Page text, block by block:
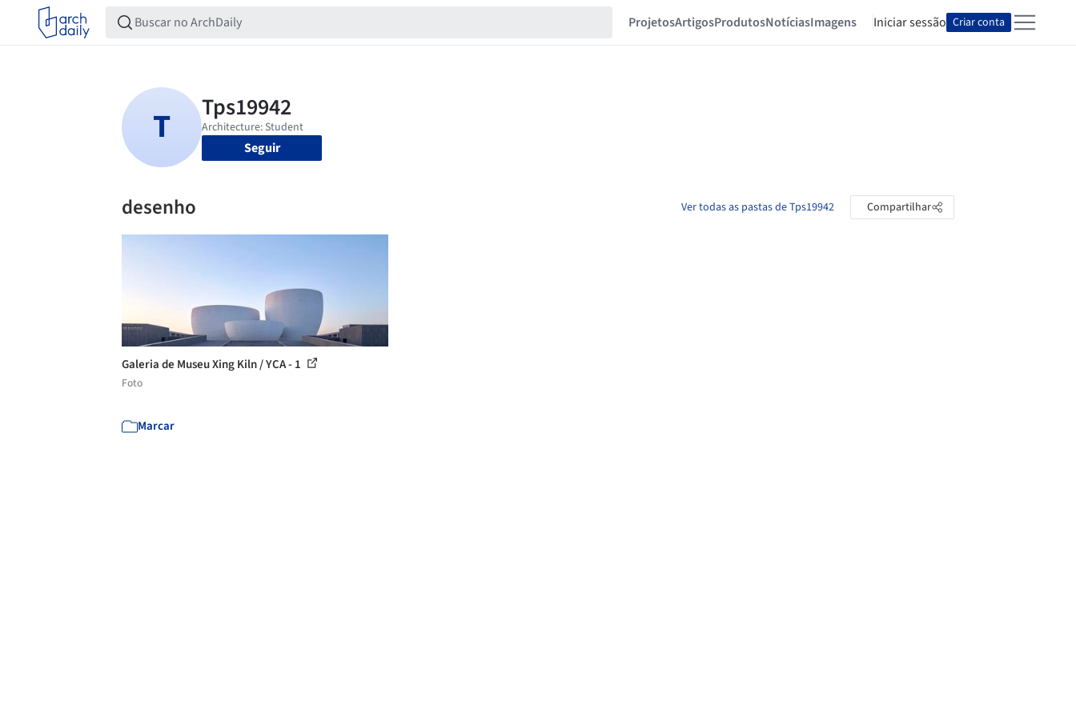
ProjetosArtigosProdutosNotíciasImagens Iniciar sessão Criar conta
Seguir
desenho Ver todas as pastas de Tps19942 Compartilhar
Galeria de Museu Xing Kiln / YCA - 1
Foto
Marcar